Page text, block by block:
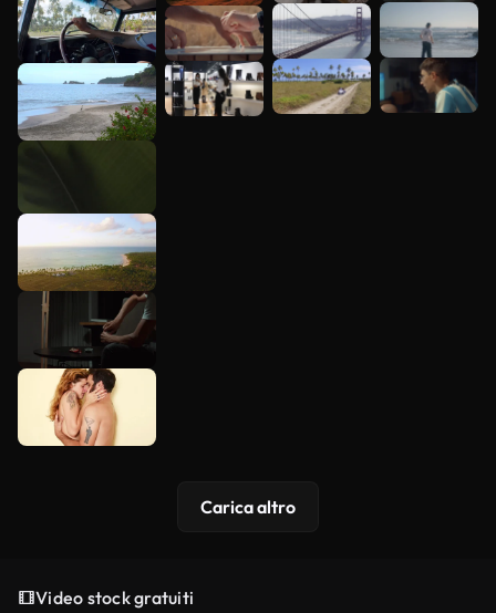
Carica altro
Video stock gratuiti